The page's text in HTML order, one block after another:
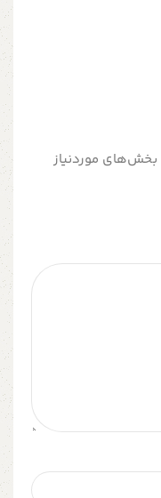
بخش‌های موردنیاز